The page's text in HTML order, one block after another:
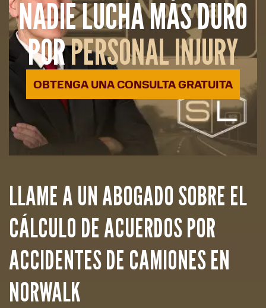
NADIE LUCHA MÁS DURO
PORPERSONAL INJURY
OBTENGA UNA CONSULTA GRATUITA
LLAME A UN ABOGADO SOBRE EL
CÁLCULO DE ACUERDOS POR
ACCIDENTES DE CAMIONES EN
NORWALK